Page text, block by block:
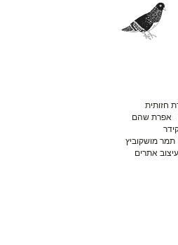
חזותית
אפרת שהם
תמר מושקוביץ
עיצוב אתרים